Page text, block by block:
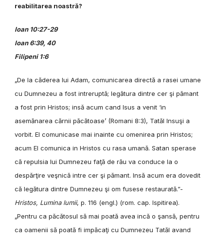
reabilitarea noastră?
Ioan 10:27-29
Ioan6:39, 40
Filipeni 1:6
„De la căderea lui Adam, comunicarea directă a rasei umane
cu Dumnezeu a fost intreruptă; legătura dintre cer şi pămant
a fost prin Hristos; insă acum cand Isus a venit ‘in
asemănarea cărnii păcătoase’ (Romani 8:3), Tatăl Insuşi a
vorbit. El comunicase mai inainte cu omenirea prin Hristos;
acum El comunica in Hristos cu rasa umană. Satan sperase
că repulsia lui Dumnezeu faţă de rău va conduce la o
despărţire veşnică intre cer şi pămant. Insă acum era dovedit
că legătura dintre Dumnezeu şi om fusese restaurată.”-
Hristos, Lumina lumii, p. 116 (engl.) (rom. cap. Ispitirea).
„Pentru ca păcătosul să mai poată avea incă o şansă, pentru
ca oamenii să poată fi impăcaţi cu Dumnezeu Tatăl avand